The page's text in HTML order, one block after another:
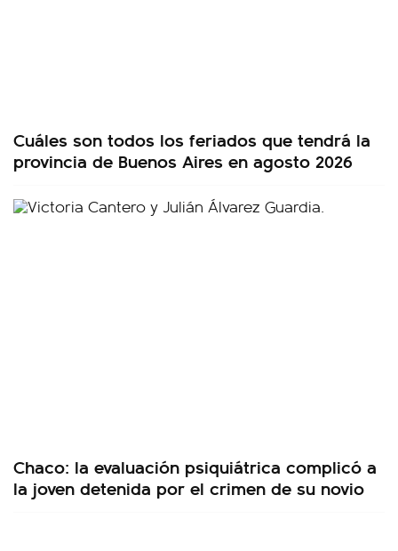
Cuáles son todos los feriados que tendrá la
provincia de Buenos Aires en agosto 2026
Chaco: la evaluación psiquiátrica complicó a
la joven detenida por el crimen de su novio